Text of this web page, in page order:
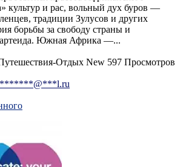
культур и рас, вольный дух буров —
традиции Зулусов и других
борьбы за свободу страны и
Южная Африка —...
Отдых New 597 Просмотров